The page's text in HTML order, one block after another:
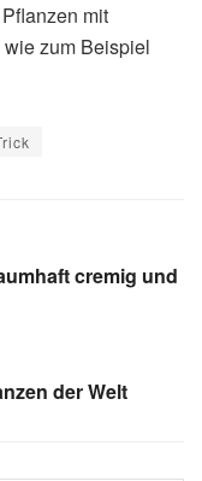
mit
wie zum Beispiel
cremig und
der Welt